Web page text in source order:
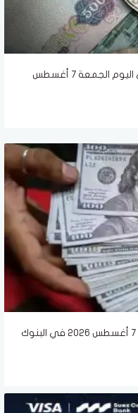
بكام في البنوك؟.. سعر الدرهم الإماراتي اليوم الجمعة 7 أغسطس